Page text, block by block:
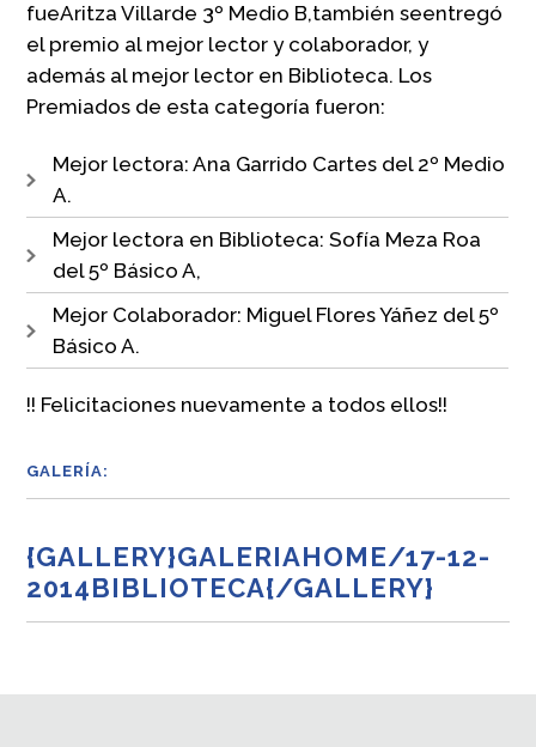
fueAritza Villarde 3º Medio B,también seentregó
el premio al mejor lector y colaborador, y
además al mejor lector en Biblioteca. Los
Premiados de esta categoría fueron:
Mejor lectora: Ana Garrido Cartes del 2º Medio
A.
Mejor lectora en Biblioteca: Sofía Meza Roa
del 5º Básico A,
Mejor Colaborador: Miguel Flores Yáñez del 5º
Básico A.
!! Felicitaciones nuevamente a todos ellos!!
GALERÍA:
{GALLERY}GALERIAHOME/17-12-
2014BIBLIOTECA{/GALLERY}